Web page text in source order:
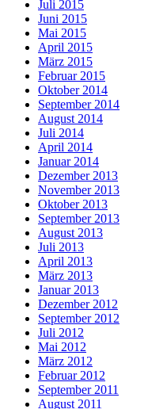
Juli 2015
Juni 2015
Mai 2015
April 2015
März 2015
Februar 2015
Oktober 2014
September 2014
August 2014
Juli 2014
April 2014
Januar 2014
Dezember 2013
November 2013
Oktober 2013
September 2013
August 2013
Juli 2013
April 2013
März 2013
Januar 2013
Dezember 2012
September 2012
Juli 2012
Mai 2012
März 2012
Februar 2012
September 2011
August 2011